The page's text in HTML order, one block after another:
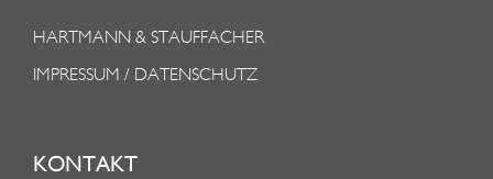
HARTMANN & STAUFFACHER
IMPRESSUM / DATENSCHUTZ
KONTAKT